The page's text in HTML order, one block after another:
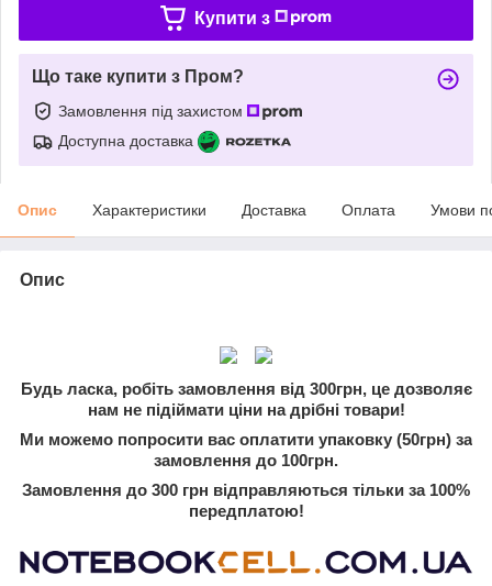
Купити з
Що таке купити з Пром?
Замовлення під захистом
Доступна доставка
Опис Характеристики Доставка Оплата Умови
Опис
Будь ласка, робіть замовлення від 300грн, це дозволяє
нам не підіймати ціни на дрібні товари!
Ми можемо попросити вас оплатити упаковку (50грн) за
замовлення до 100грн.
Замовлення до 300 грн відправляються тільки за 100%
передплатою!